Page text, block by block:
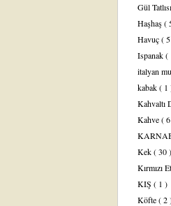
Gül Tatlısı
Haşhaş(
Havuç(
Ispanak(
italyan
kabak( 1
Kahvaltı
Kahve(
Kek( 30 )
Kırmızı Et
KIŞ ( 1 )
Köfte( 2